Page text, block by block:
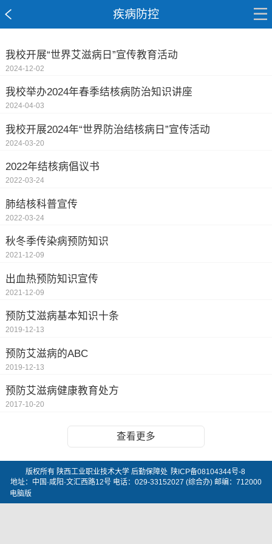
疾病防控
我校开展“世界艾滋病日”宣传教育活动
2024-12-02
我校举办2024年春季结核病防治知识讲座
2024-04-03
我校开展2024年“世界防治结核病日”宣传活动
2024-03-20
2022年结核病倡议书
2022-03-24
肺结核科普宣传
2022-03-24
秋冬季传染病预防知识
2021-12-09
出血热预防知识宣传
2021-12-09
预防艾滋病基本知识十条
2019-12-13
预防艾滋病的ABC
2019-12-13
预防艾滋病健康教育处方
2017-10-20
查看更多
版权所有 陕西工业职业技术大学 后勤保障处 陕ICP备08104344号-8
地址：中国·咸阳·文汇西路12号 电话：029-33152027 (综合办) 邮编：712000
电脑版